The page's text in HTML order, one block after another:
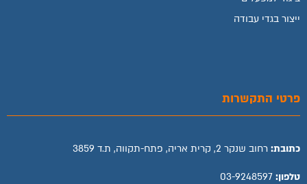
ייצור בגדי עבודה
פרטי התקשרות
כתובת: רחוב שנקר 2, קרית אריה, פתח-תקווה, ת.ד 3859
טלפון: 03-9248597